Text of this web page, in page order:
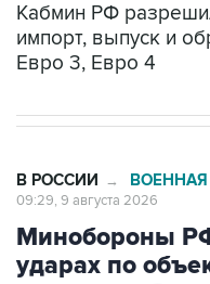
Кабмин РФ
импорт, выпуск и
Евро 3, Евро 4
В РОССИИ →
09:29, 9 августа 2026
Минобороны
ударах по